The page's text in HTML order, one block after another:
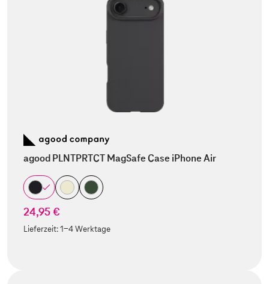
agood PLNTPRTCT MagSafe Case iPhone Air
24,95 €
Lieferzeit:1-4 Werktage